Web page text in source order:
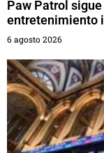
Paw Patrol
entretenimiento
6 agosto 2026